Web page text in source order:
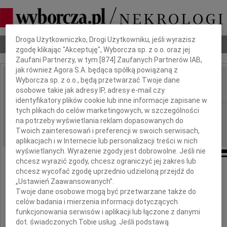
Nekrologi Odeszli Poradnik pogrzebowy
IMIĘ I NAZWISKO: Małgorzata Kolenda
REGION: Kraków
DATA EMISJI: 25.04.2024
Z głębokim żalem zawiadamiamy,
że dnia 22 kwietnia 2024 roku odeszła nasza
ukochana Żona, Mama i Babcia
Dbamy o Twoją prywatność
Droga Użytkowniczko, Drogi Użytkowniku, jeśli wyrazisz
zgodę klikając "Akceptuję", Wyborcza sp. z o.o. oraz jej
Zaufani Partnerzy, w tym [874 ] Zaufanych Partnerów IAB,
jak również Agora S.A. będąca spółką powiązaną z
Wyborcza sp. z o.o., będą przetwarzać Twoje dane
osobowe takie jak adresy IP, adresy e-mail czy
identyfikatory plików cookie lub inne informacje zapisane w
tych plikach do celów marketingowych, w szczególności
na potrzeby wyświetlania reklam dopasowanych do
Twoich zainteresowań i preferencji w swoich serwisach,
aplikacjach i w Internecie lub personalizacji treści w nich
wyświetlanych. Wyrażenie zgody jest dobrowolne. Jeśli nie
chcesz wyrazić zgody, chcesz ograniczyć jej zakres lub
chcesz wycofać zgodę uprzednio udzieloną przejdź do
„Ustawień Zaawansowanych”.
Twoje dane osobowe mogą być przetwarzane także do
celów badania i mierzenia informacji dotyczących
funkcjonowania serwisów i aplikacji lub łączone z danymi
dot. świadczonych Tobie usług. Jeśli podstawą